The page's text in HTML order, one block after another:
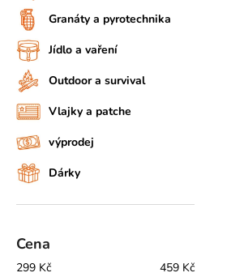
Granáty a pyrotechnika
Jídlo a vaření
Outdoor a survival
Vlajky a patche
výprodej
Dárky
Cena
299 Kč 459 Kč